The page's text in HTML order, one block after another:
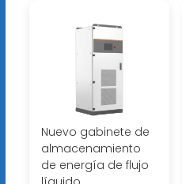
Nuevo gabinete de
almacenamiento
de energía de flujo